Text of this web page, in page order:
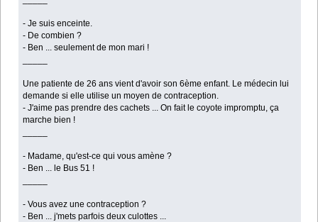
- Je suis enceinte.
- De combien ?
- Ben ... seulement de mon mari !
Une patiente de 26 ans vient d'avoir son 6ème enfant. Le médecin lui
demande si elle utilise un moyen de contraception.
- J'aime pas prendre des cachets ... On fait le coyote impromptu, ça
marche bien !
- Madame, qu'est-ce qui vous amène ?
- Ben ... le Bus 51 !
- Vous avez une contraception ?
- Ben ... j'mets parfois deux culottes ...